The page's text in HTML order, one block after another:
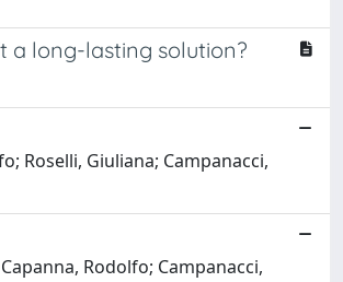
a long-lasting solution?
Roselli, Giuliana; Campanacci,
Rodolfo; Campanacci,